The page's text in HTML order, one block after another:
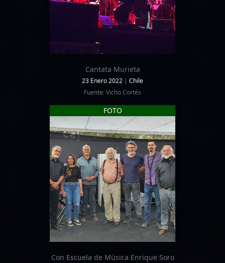
Cantata Murieta
23 Enero 2022 | Chile
Fuente: Vicho Cortés
FOTO
Con Escuela de Música Enrique Soro